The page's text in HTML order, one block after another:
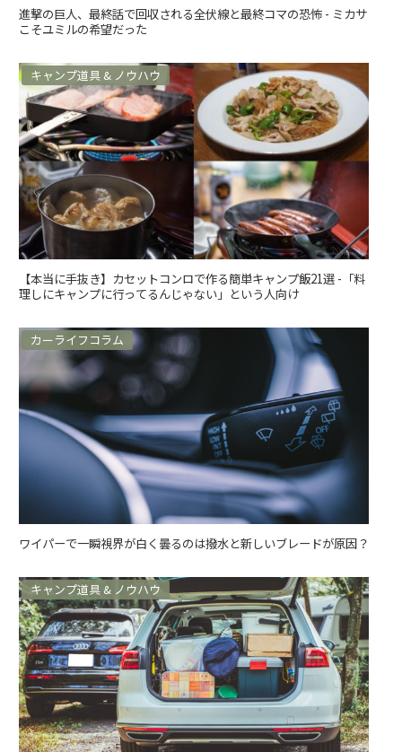
進撃の巨人、最終話で回収される全伏線と最終コマの恐怖 - ミカサ
こそユミルの希望だった
キャンプ道具 & ノウハウ
【本当に手抜き】カセットコンロで作る簡単キャンプ飯21選 -「料
理しにキャンプに行ってるんじゃない」という人向け
カーライフコラム
ワイパーで一瞬視界が白く曇るのは撥水と新しいブレードが原因？
キャンプ道具 & ノウハウ